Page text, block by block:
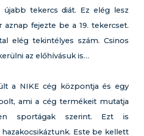
tekercs diát. Ez elég lesz
aznap fejezte be a 19. tekercset.
elég tekintélyes szám. Csinos
az előhívásuk is…
a NIKE cég központja és egy
ami a cég termékeit mutatja
sportágak szerint. Ezt is
Este be kellett